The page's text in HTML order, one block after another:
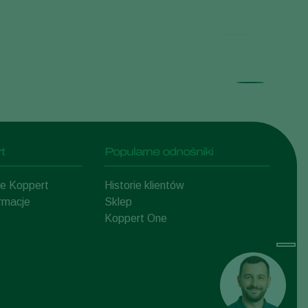
Koppert
Popularne odnośniki
Historie klientów
Sklep
Koppert One